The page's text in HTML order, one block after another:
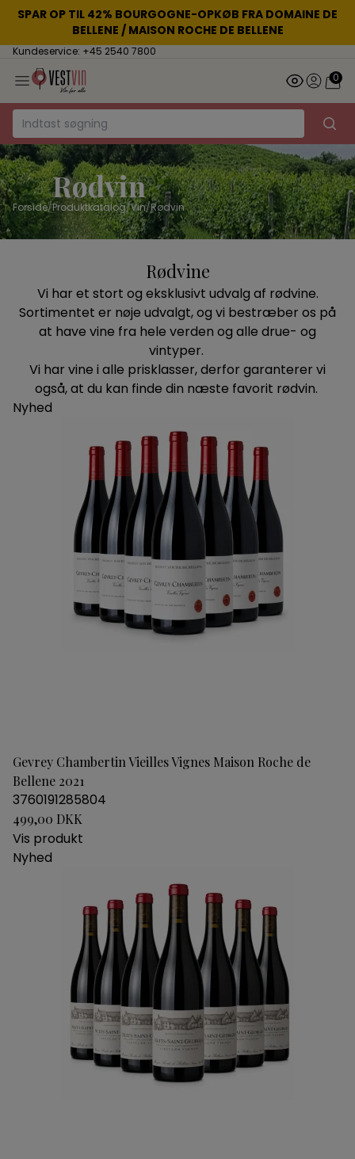
SPAR OP TIL 42% BOURGOGNE-OPKØB FRA DOMAINE DE
BELLENE / MAISON ROCHE DE BELLENE
Kundeservice: +45 2540 7800
0
Rødvin
Forside/Produktkatalog/Vin/Rødvin
Rødvine
Vi har et stort og eksklusivt udvalg af rødvine.
Sortimentet er nøje udvalgt, og vi bestræber os på
at have vine fra hele verden og alle drue- og
vintyper.
Vi har vine i alle prisklasser, derfor garanterer vi
også, at du kan finde din næste favorit rødvin.
Nyhed
Gevrey Chambertin Vieilles Vignes Maison Roche de
Bellene 2021
3760191285804
499,00 DKK
Vis produkt
Nyhed